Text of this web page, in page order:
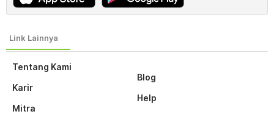
Tentang Kami
Karir
Mitra
Blog
Help